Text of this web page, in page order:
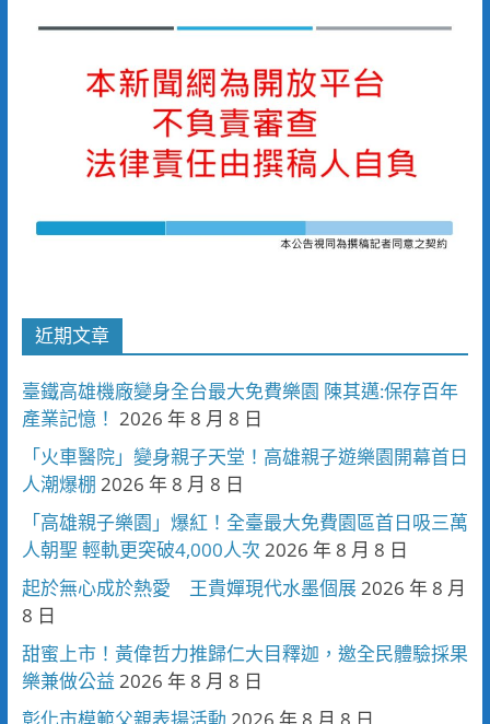
近期文章
臺鐵高雄機廠變身全台最大免費樂園 陳其邁:保存百年
產業記憶！ 2026 年 8 月 8 日
「火車醫院」變身親子天堂！高雄親子遊樂園開幕首日
人潮爆棚 2026 年 8 月 8 日
「高雄親子樂園」爆紅！全臺最大免費園區首日吸三萬
人朝聖 輕軌更突破4,000人次 2026 年 8 月 8 日
起於無心成於熱愛 王貴嬋現代水墨個展2026 年 8 月
8 日
甜蜜上市！黃偉哲力推歸仁大目釋迦，邀全民體驗採果
樂兼做公益 2026 年 8 月 8 日